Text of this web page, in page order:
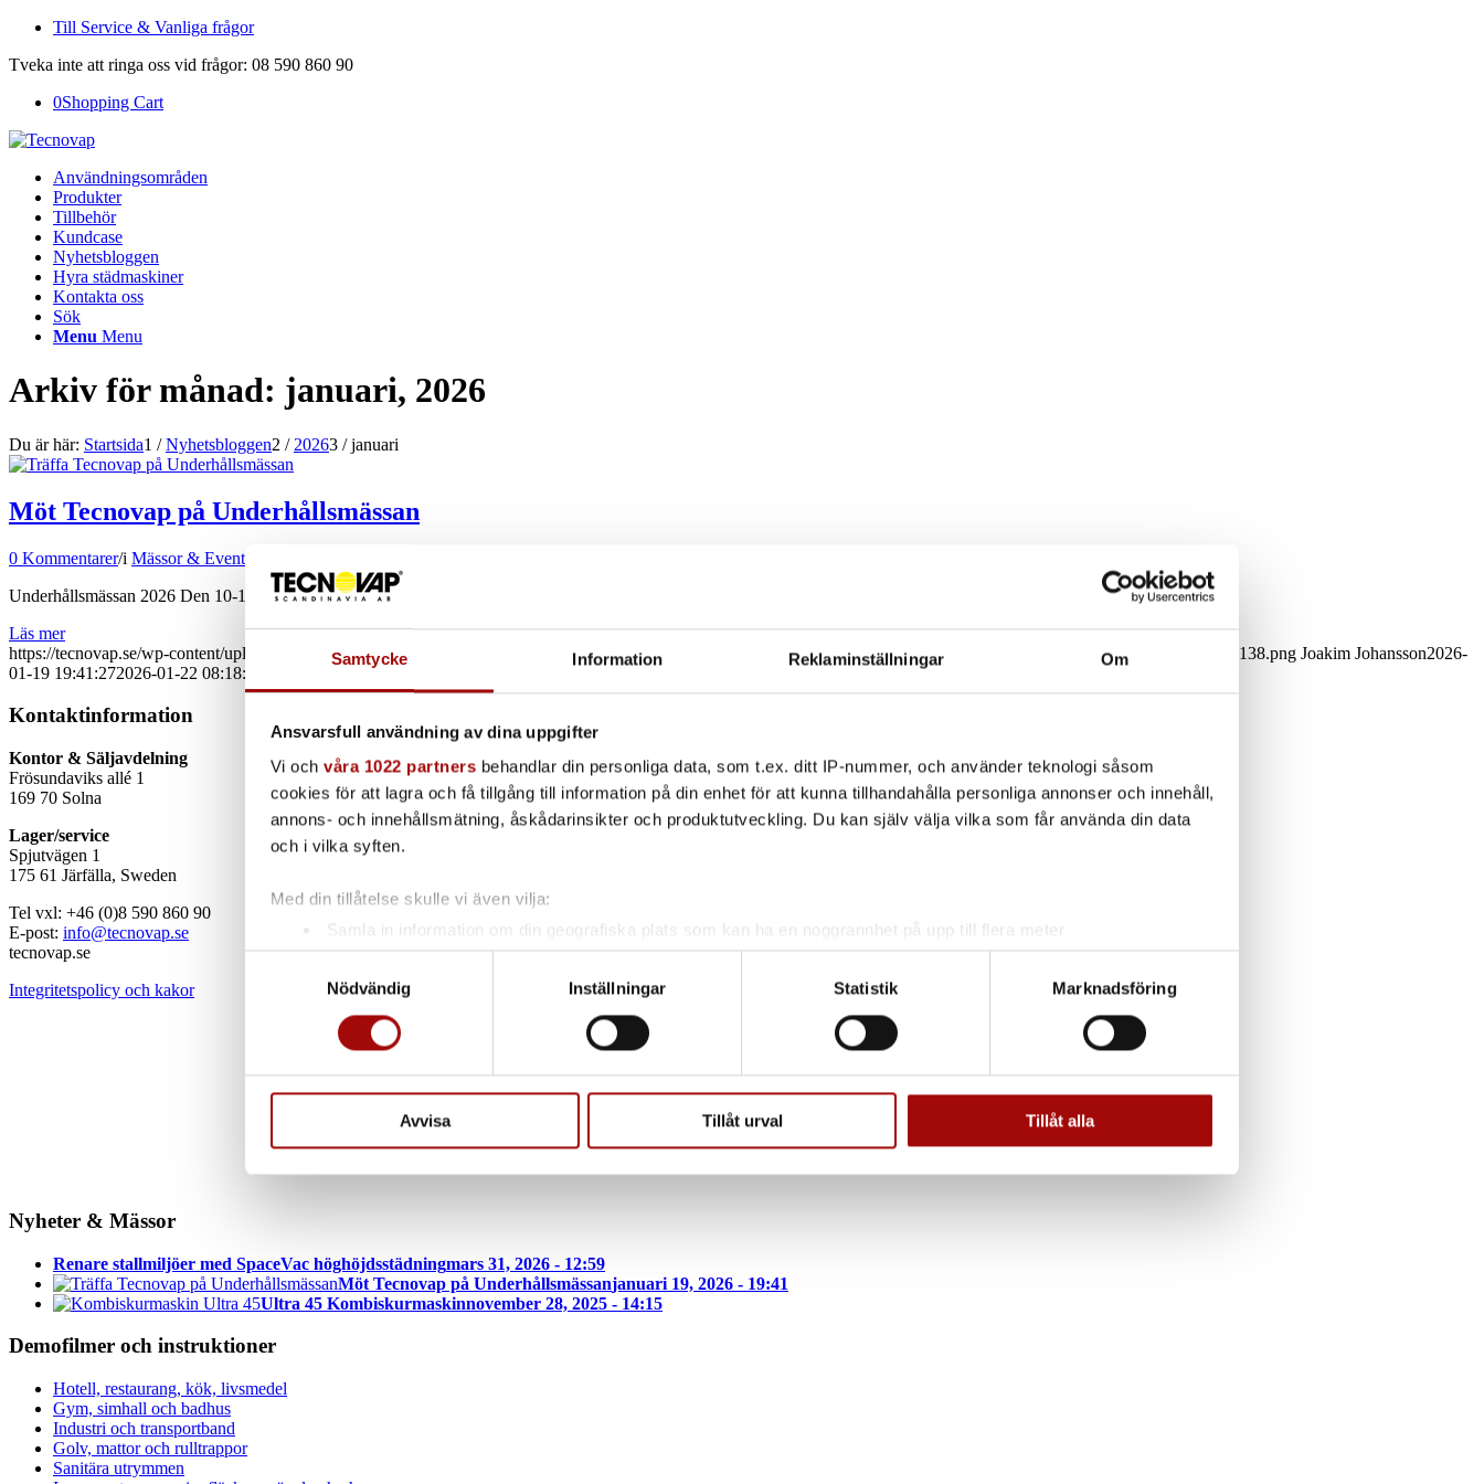
Samtycke Information Reklaminställningar Om
Ansvarsfull användning av dina uppgifter
Vi och våra 1022 partners behandlar din personliga data, som t.ex. ditt IP-nummer, och använder teknologi såsom
cookies för att lagra och få tillgång till information på din enhet för att kunna tillhandahålla personliga annonser och innehåll,
annons- och innehållsmätning, åskådarinsikter och produktutveckling. Du kan själv välja vilka som får använda din data
och i vilka syften.
Med din tillåtelse skulle vi även vilja:
Samla in information om din geografiska plats som kan ha en noggrannhet på upp till flera meter
Identifiera din enhet genom att aktivt skanna den för specifika kännetecken (fingeravtryck)
Ta reda på mer om hur dina personliga uppgifter behandlas och ställ in dina preferenser i
detaljsektionen. Du kan ändra
eller dra tillbaka ditt samtycke när som helst från cookie-förklaringen.
sociala medier och analysera vår trafik. Vi vidarebefordrar även sådana identifierare och annan information från din enhet
till de sociala medier och annons- och analysföretag som vi samarbetar med. Dessa kan i sin tur kombinera informationen
med annan information som du har tillhandahållit eller som de har samlat in när du har använt deras tjänster.
Nödvändig
Inställningar Statistik Marknadsföring
Avvisa Tillåt urval Tillåt alla
Till Service & Vanliga frågor
Tveka inte att ringa oss vid frågor: 08 590 860 90
0Shopping Cart
Användningsområden
Produkter
Tillbehör
Kundcase
Nyhetsbloggen
Hyra städmaskiner
Kontakta oss
Sök
Menu Menu
Arkiv för månad: januari, 2026
Du är här: Startsida1 / Nyhetsbloggen2 / 20263 / januari
Möt Tecnovap på Underhållsmässan
0 Kommentarer/i Mässor & Event
Underhållsmässan 2026 Den 10-13 mars äger Underhållsmässan rum på Svenska Mässan Göteborg – mötesplatsen för framtidens hållbara underhåll.
Läs mer
https://tecnovap.se/wp-content/uploads/2026/01/Underhall-2026.png
Joakim Johansson https://tecnovap.se/wp-content/uploads/2017/10/tecnovap_black_300x138-300x138.png Joakim Johansson2026-
01-19 19:41:272026-01-22 08:18:34 Möt Tecnovap på Underhållsmässan
Kontaktinformation
Kontor & Säljavdelning
Frösundaviks allé 1
169 70 Solna
Lager/service
Spjutvägen 1
175 61 Järfälla, Sweden
Tel vxl: +46 (0)8 590 860 90
E-post: info@tecnovap.se
tecnovap.se
Integritetspolicy och kakor
Nyheter & Mässor
Renare stallmiljöer med SpaceVac höghöjdsstädningmars 31, 2026 - 12:59
Möt Tecnovap på Underhållsmässanjanuari 19, 2026 - 19:41
Ultra 45 Kombiskurmaskinnovember 28, 2025 - 14:15
Demofilmer och instruktioner
Hotell, restaurang, kök, livsmedel
Gym, simhall och badhus
Industri och transportband
Golv, mattor och rulltrappor
Sanitära utrymmen